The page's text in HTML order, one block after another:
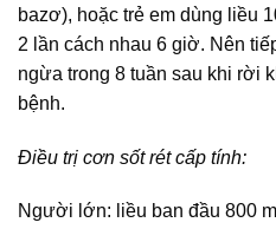
bazơ), hoặc trẻ em dùng liều
2 lần cách nhau 6 giờ. Nên
ngừa trong 8 tuần sau khi rời
bệnh.
Điều trị cơn sốt rét cấp tính:
Người lớn: liều ban đầu 800